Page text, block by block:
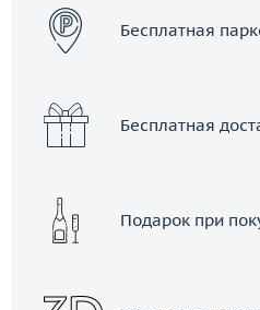
Бесплатная
Бесплатная
Подарок при